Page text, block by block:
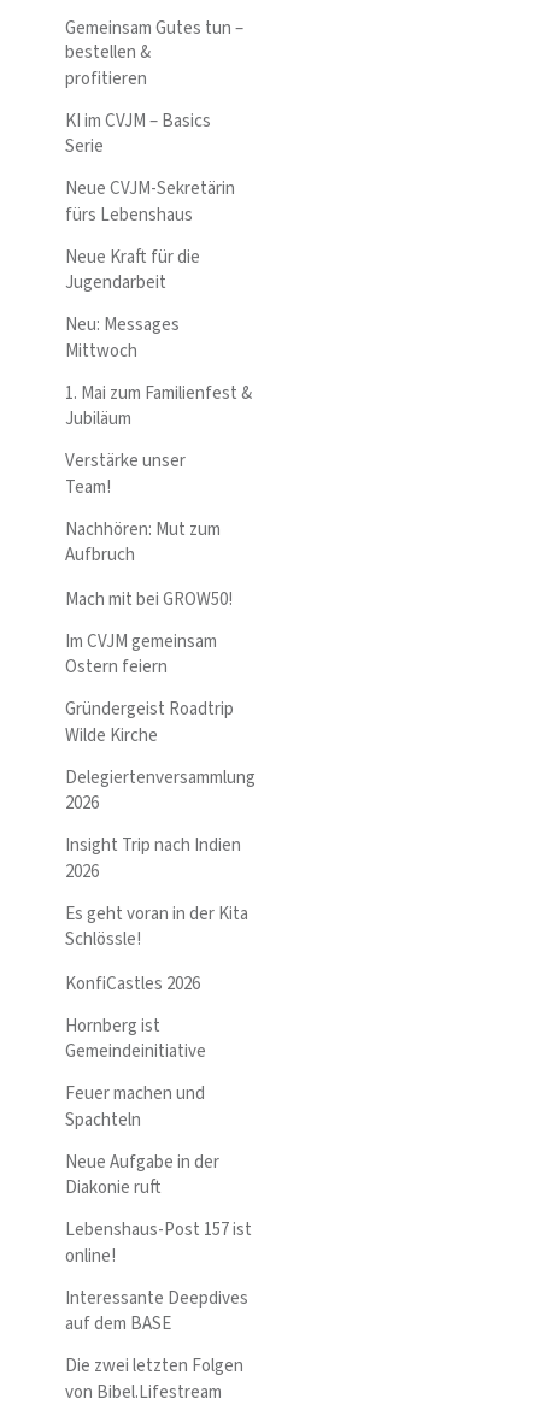
Gemeinsam Gutes tun –
bestellen &
profitieren
KI im CVJM – Basics
Serie
Neue CVJM-Sekretärin
fürs Lebenshaus
Neue Kraft für die
Jugendarbeit
Neu: Messages
Mittwoch
1. Mai zum Familienfest &
Jubiläum
Verstärke unser
Team!
Nachhören: Mut zum
Aufbruch
Mach mit bei GROW50!
Im CVJM gemeinsam
Ostern feiern
Gründergeist Roadtrip
Wilde Kirche
Delegiertenversammlung
2026
Insight Trip nach Indien
2026
Es geht voran in der Kita
Schlössle!
KonfiCastles 2026
Hornberg ist
Gemeindeinitiative
Feuer machen und
Spachteln
Neue Aufgabe in der
Diakonie ruft
Lebenshaus-Post 157 ist
online!
Interessante Deepdives
auf dem BASE
Die zwei letzten Folgen
von Bibel.Lifestream